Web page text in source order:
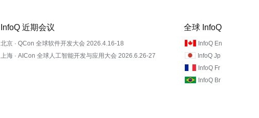
InfoQ 近期会议
北京 · QCon 全球软件开发大会 2026.4.16-18
上海 · AICon 全球人工智能开发与应用大会 2026.6.26-27
全球 InfoQ
InfoQ En
InfoQ Jp
InfoQ Fr
InfoQ Br